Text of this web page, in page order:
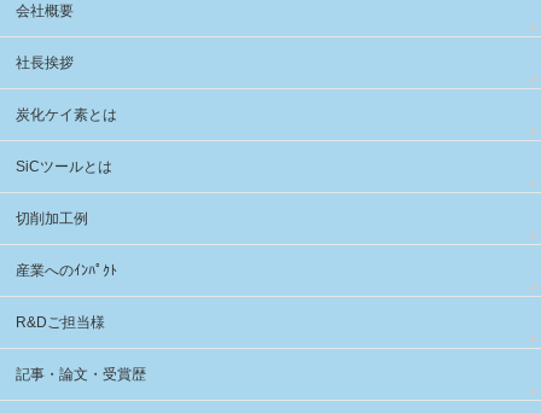
会社概要
社長挨拶
炭化ケイ素とは
SiCツールとは
切削加工例
産業へのｲﾝﾊﾟｸﾄ
R&Dご担当様
記事・論文・受賞歴